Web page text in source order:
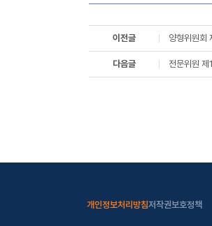
이전글 양형위원회
다음글 전문위원
개인정보처리방침저작권보호정책